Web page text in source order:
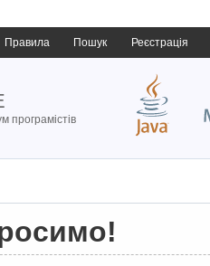
Правила Пошук Реєстрація
програмістів